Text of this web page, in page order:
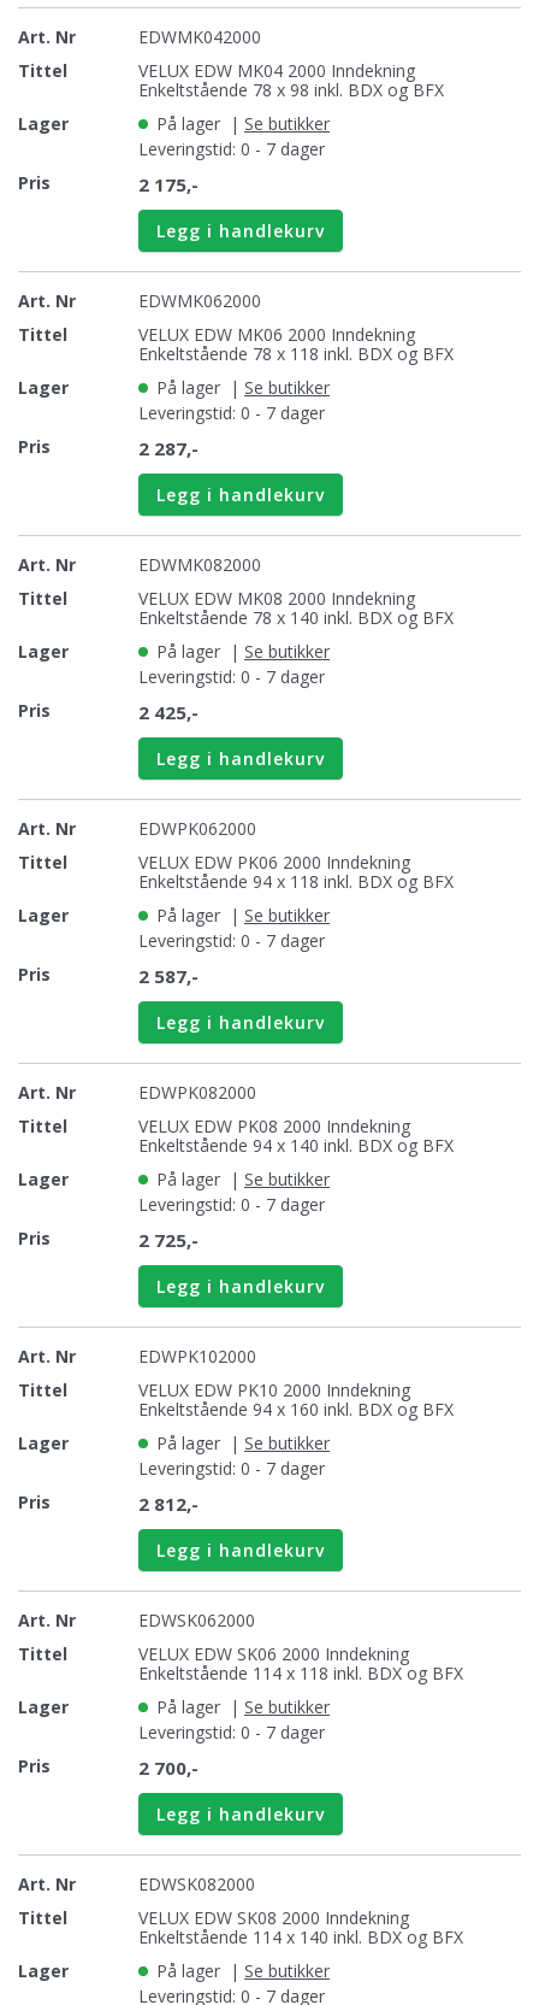
EDWMK042000
VELUX EDW MK04 2000 Inndekning
Enkeltstående 78 x 98 inkl. BDX og BFX
På lager | Se butikker
Leveringstid: 0 - 7 dager
2 175,-
Legg i handlekurv
EDWMK062000
VELUX EDW MK06 2000 Inndekning
Enkeltstående 78 x 118 inkl. BDX og BFX
På lager | Se butikker
Leveringstid: 0 - 7 dager
2 287,-
Legg i handlekurv
EDWMK082000
VELUX EDW MK08 2000 Inndekning
Enkeltstående 78 x 140 inkl. BDX og BFX
På lager | Se butikker
Leveringstid: 0 - 7 dager
2 425,-
Legg i handlekurv
EDWPK062000
VELUX EDW PK06 2000 Inndekning
Enkeltstående 94 x 118 inkl. BDX og BFX
På lager | Se butikker
Leveringstid: 0 - 7 dager
2 587,-
Legg i handlekurv
EDWPK082000
VELUX EDW PK08 2000 Inndekning
Enkeltstående 94 x 140 inkl. BDX og BFX
På lager | Se butikker
Leveringstid: 0 - 7 dager
2 725,-
Legg i handlekurv
EDWPK102000
VELUX EDW PK10 2000 Inndekning
Enkeltstående 94 x 160 inkl. BDX og BFX
På lager | Se butikker
Leveringstid: 0 - 7 dager
2 812,-
Legg i handlekurv
EDWSK062000
VELUX EDW SK06 2000 Inndekning
Enkeltstående 114 x 118 inkl. BDX og BFX
På lager | Se butikker
Leveringstid: 0 - 7 dager
2 700,-
Legg i handlekurv
EDWSK082000
VELUX EDW SK08 2000 Inndekning
Enkeltstående 114 x 140 inkl. BDX og BFX
På lager | Se butikker
Leveringstid: 0 - 7 dager